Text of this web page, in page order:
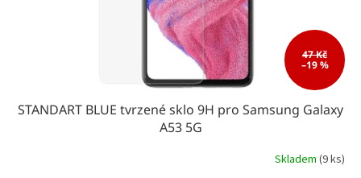
47 Kč
–19 %
STANDART BLUE tvrzené sklo 9H pro Samsung Galaxy
A53 5G
Skladem (9 ks)